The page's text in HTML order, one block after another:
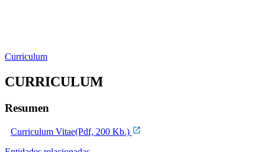
Curriculum
CURRICULUM
Resumen
Curriculum Vitae(Pdf, 200 Kb.)